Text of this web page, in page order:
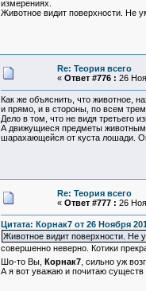
измерениях.
Животное видит поверхности. Не
Re: Теория всего
« Ответ #776 : 26
Как же объяснить, что животное,
и прямо, и в стороны, по всем
Дело в том, что не видя третьего
А движущиеся предметы
шарахающейся от куста лошади.
Re: Теория всего
« Ответ #777 : 26
Цитата: Корнак7 от 26 Ноября
Животное видит поверхности. Не
совершенно неверно. Котики
Шо-то Вы,
Корнак7, сильно уж
А я вот уважаю и почитаю